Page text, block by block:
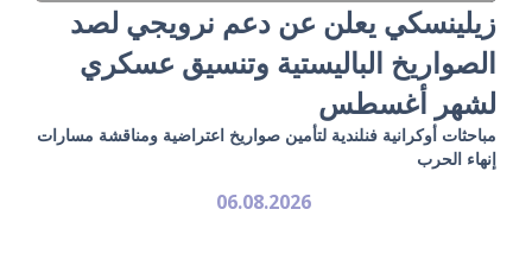
زيلينسكي يعلن عن دعم نرويجي لصد
الصواريخ الباليستية وتنسيق عسكري
لشهر أغسطس
مباحثات أوكرانية فنلندية لتأمين صواريخ اعتراضية ومناقشة مسارات
إنهاء الحرب
06.08.2026